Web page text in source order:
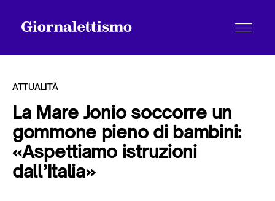
Tutti gli articoli
ATTUALITÀ
La Mare Jonio soccorre un
gommone pieno di bambini:
«Aspettiamo istruzioni
dall’Italia»